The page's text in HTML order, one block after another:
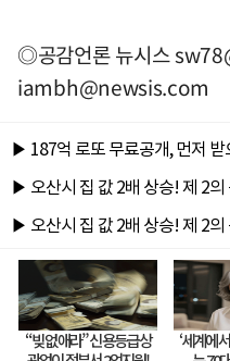
◎공감언론 뉴시스
iambh@newsis.com